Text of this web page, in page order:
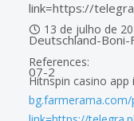
link=https://
Deutschland-
07-2
13 de julho de
References:
Hitnspin casino app
bg.farmerama.com/